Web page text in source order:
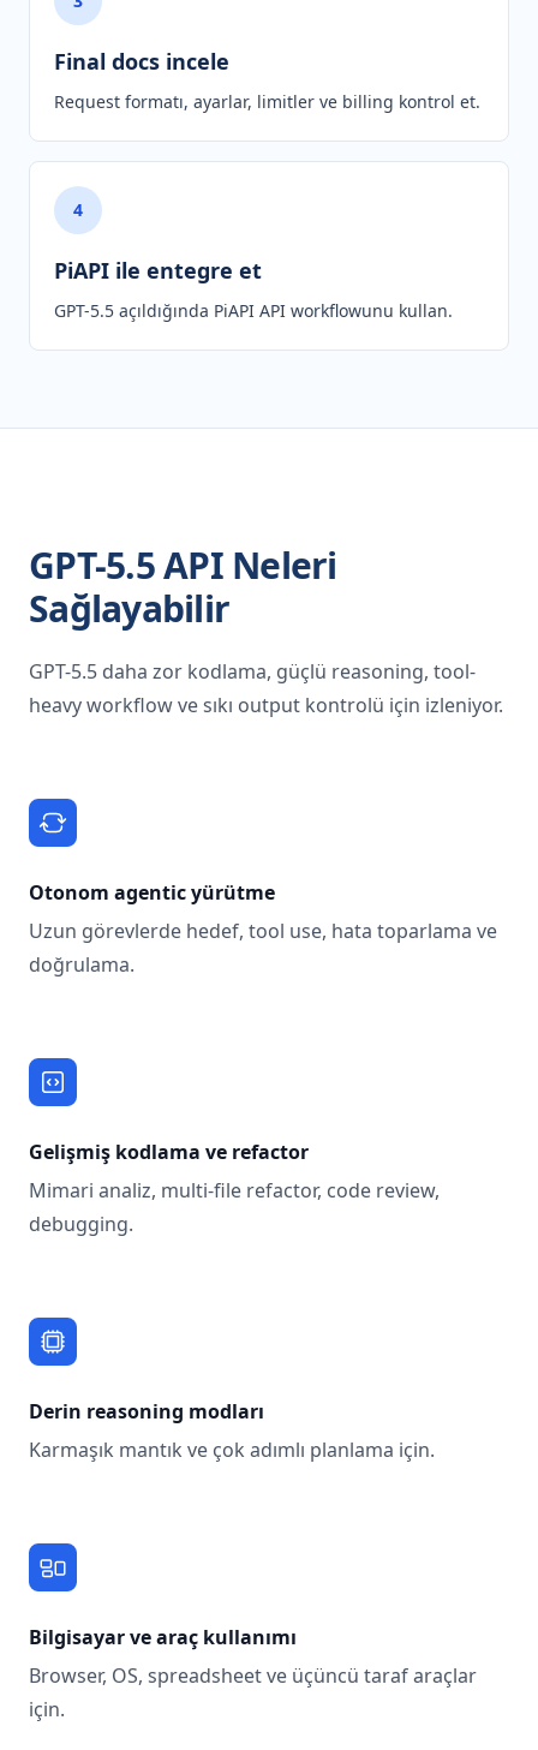
Final docs incele
Request formatı, ayarlar, limitler ve billing kontrol et.
4
PiAPI ile entegre et
GPT-5.5 açıldığında PiAPI API workflowunu kullan.
GPT-5.5 API Neleri
Sağlayabilir
GPT-5.5 daha zor kodlama, güçlü reasoning, tool-
heavy workflow ve sıkı output kontrolü için izleniyor.
Otonom agentic yürütme
Uzun görevlerde hedef, tool use, hata toparlama ve
doğrulama.
Gelişmiş kodlama ve refactor
Mimari analiz, multi-file refactor, code review,
debugging.
Derin reasoning modları
Karmaşık mantık ve çok adımlı planlama için.
Bilgisayar ve araç kullanımı
Browser, OS, spreadsheet ve üçüncü taraf araçlar
için.